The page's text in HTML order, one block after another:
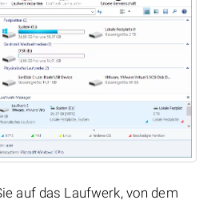
auf das Laufwerk, von dem